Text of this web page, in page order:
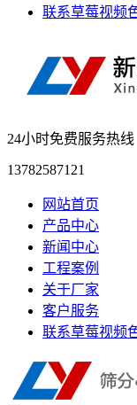
联系草莓视频
24小时免费服务热线
13782587121
网站首页
产品中心
新闻中心
工程案例
关于厂家
客户服务
联系草莓视频